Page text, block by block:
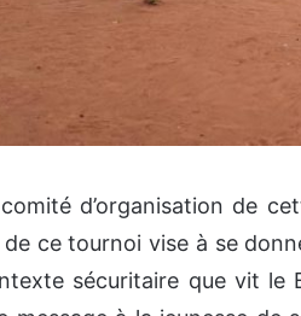
d’organisation de
de ce tournoi vise à se
sécuritaire que vit le